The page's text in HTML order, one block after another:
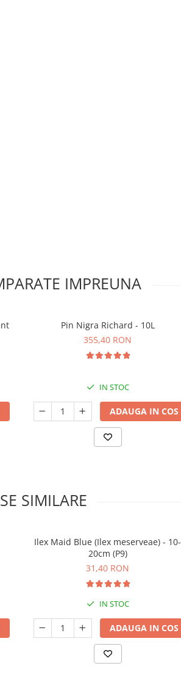
IMPREUNA
Pin Nigra Richard - 10L
355,40 RON
IN STOC
ADAUGA IN COS
SIMILARE
Ilex Maid Blue (Ilex meserveae) - 10-
20cm (P9)
31,40 RON
IN STOC
ADAUGA IN COS